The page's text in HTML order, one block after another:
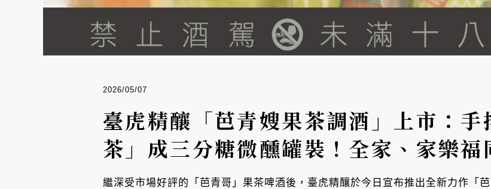
2026/05/07
臺虎精釀「芭青嫂果茶調酒」上市：
茶」成三分糖微醺罐裝！全家、家樂福
繼深受市場好評的「芭青哥」果茶啤酒後，臺虎精釀於今日宣布推出全新力作「